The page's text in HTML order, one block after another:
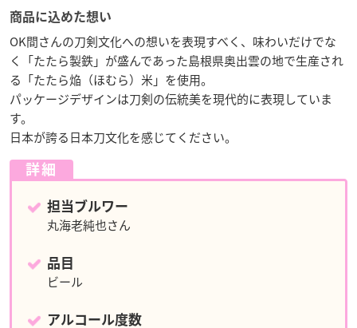
商品に込めた想い
OK間さんの刀剣文化への想いを表現すべく、味わいだけでな
く「たたら製鉄」が盛んであった島根県奥出雲の地で生産され
る「たたら焔（ほむら）米」を使用。
パッケージデザインは刀剣の伝統美を現代的に表現していま
す。
日本が誇る日本刀文化を感じてください。
詳細
担当ブルワー
丸海老純也さん
品目
ビール
アルコール度数